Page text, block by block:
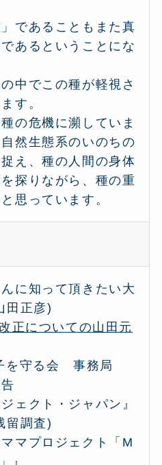
であることもまた真
あるということにな
中でこの種が軽視さ
す。
の危機に瀕していま
然生態系のいのちの
え、種の人間の身体
探りながら、種の重
思っています。
に知って頂きたい大
田正彦)
正についての山田元
を守る会 事務局
ェクト・ジャパン』
留調査)
マプロジェクト「M
』